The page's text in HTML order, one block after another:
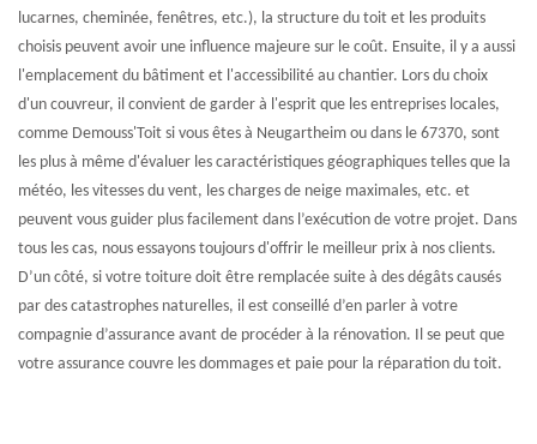
lucarnes, cheminée, fenêtres, etc.), la structure du toit et les produits
choisis peuvent avoir une influence majeure sur le coût. Ensuite, il y a aussi
l'emplacement du bâtiment et l'accessibilité au chantier. Lors du choix
d'un couvreur, il convient de garder à l'esprit que les entreprises locales,
comme Demouss'Toit si vous êtes à Neugartheim ou dans le 67370, sont
les plus à même d'évaluer les caractéristiques géographiques telles que la
météo, les vitesses du vent, les charges de neige maximales, etc. et
peuvent vous guider plus facilement dans l’exécution de votre projet. Dans
tous les cas, nous essayons toujours d'offrir le meilleur prix à nos clients.
D’un côté, si votre toiture doit être remplacée suite à des dégâts causés
par des catastrophes naturelles, il est conseillé d’en parler à votre
compagnie d’assurance avant de procéder à la rénovation. Il se peut que
votre assurance couvre les dommages et paie pour la réparation du toit.